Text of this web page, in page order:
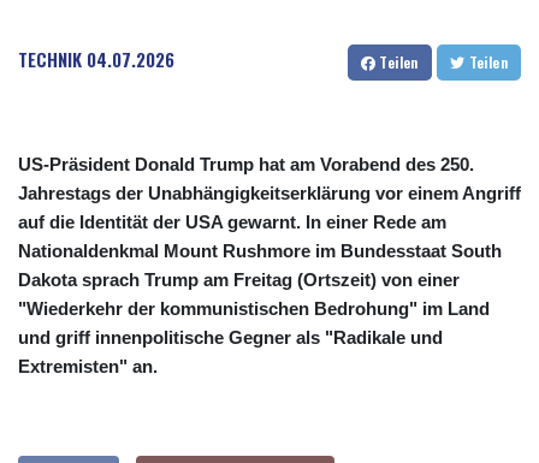
TECHNIK 04.07.2026 Teilen Teilen
US-Präsident Donald Trump hat am Vorabend des 250.
Jahrestags der Unabhängigkeitserklärung vor einem Angriff
auf die Identität der USA gewarnt. In einer Rede am
Nationaldenkmal Mount Rushmore im Bundesstaat South
Dakota sprach Trump am Freitag (Ortszeit) von einer
"Wiederkehr der kommunistischen Bedrohung" im Land
und griff innenpolitische Gegner als "Radikale und
Extremisten" an.